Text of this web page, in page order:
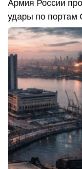
Армия России
удары по портам